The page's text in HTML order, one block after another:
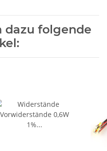
dazu folgende